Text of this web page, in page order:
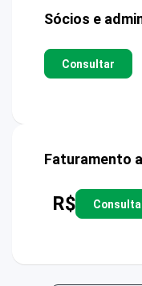
Sócios e
Consultar
Faturamento
R$